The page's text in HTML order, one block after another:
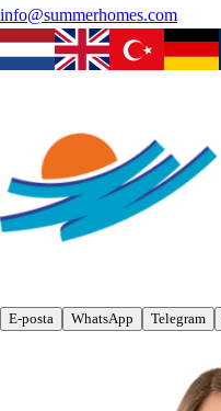
info@summerhomes.com
E-posta WhatsApp Telegram